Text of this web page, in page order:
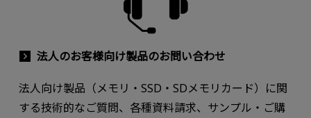
法人のお客様向け製品のお問い合わせ
法人向け製品（メモリ・SSD・SDメモリカード）に関
する技術的なご質問、各種資料請求、サンプル・ご購